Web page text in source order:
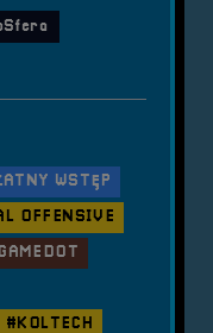
WSTĘP
OFFENSIVE
#KOLTECH